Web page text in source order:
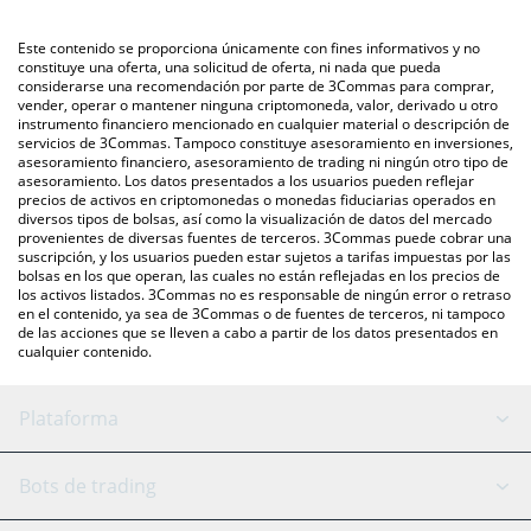
También puedes utilizar nuestra tabla de precios de Billy
(Bitcoin) que se encuentra arriba para verificar el último precio
de Billy (Bitcoin) en las principales monedas fiduciarias y
criptomonedas.
otras.
Este contenido se proporciona únicamente con fines informativos y no
constituye una oferta, una solicitud de oferta, ni nada que pueda
considerarse una recomendación por parte de 3Commas para comprar,
vender, operar o mantener ninguna criptomoneda, valor, derivado u otro
instrumento financiero mencionado en cualquier material o descripción de
servicios de 3Commas. Tampoco constituye asesoramiento en inversiones,
asesoramiento financiero, asesoramiento de trading ni ningún otro tipo de
asesoramiento. Los datos presentados a los usuarios pueden reflejar
precios de activos en criptomonedas o monedas fiduciarias operados en
diversos tipos de bolsas, así como la visualización de datos del mercado
provenientes de diversas fuentes de terceros. 3Commas puede cobrar una
suscripción, y los usuarios pueden estar sujetos a tarifas impuestas por las
bolsas en los que operan, las cuales no están reflejadas en los precios de
los activos listados. 3Commas no es responsable de ningún error o retraso
en el contenido, ya sea de 3Commas o de fuentes de terceros, ni tampoco
de las acciones que se lleven a cabo a partir de los datos presentados en
cualquier contenido.
Plataforma
Bot GRID
Bots de trading